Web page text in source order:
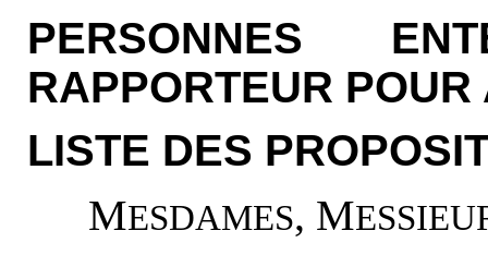
PERSONNES
RAPPORTEUR POUR
LISTE DES
MESDAMES, M